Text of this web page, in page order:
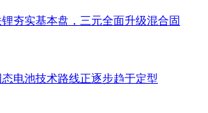
夯实基本盘，三元全面升级混合固
电池技术路线正逐步趋于定型